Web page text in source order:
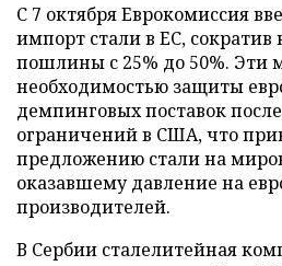
С 7 октября Еврокомиссия
импорт стали в ЕС,
пошлины с 25% до 50%. Эти
необходимостью защиты
демпинговых поставок
ограничений в США, что
предложению стали на
оказавшему давление на
производителей.
В Сербии сталелитейная